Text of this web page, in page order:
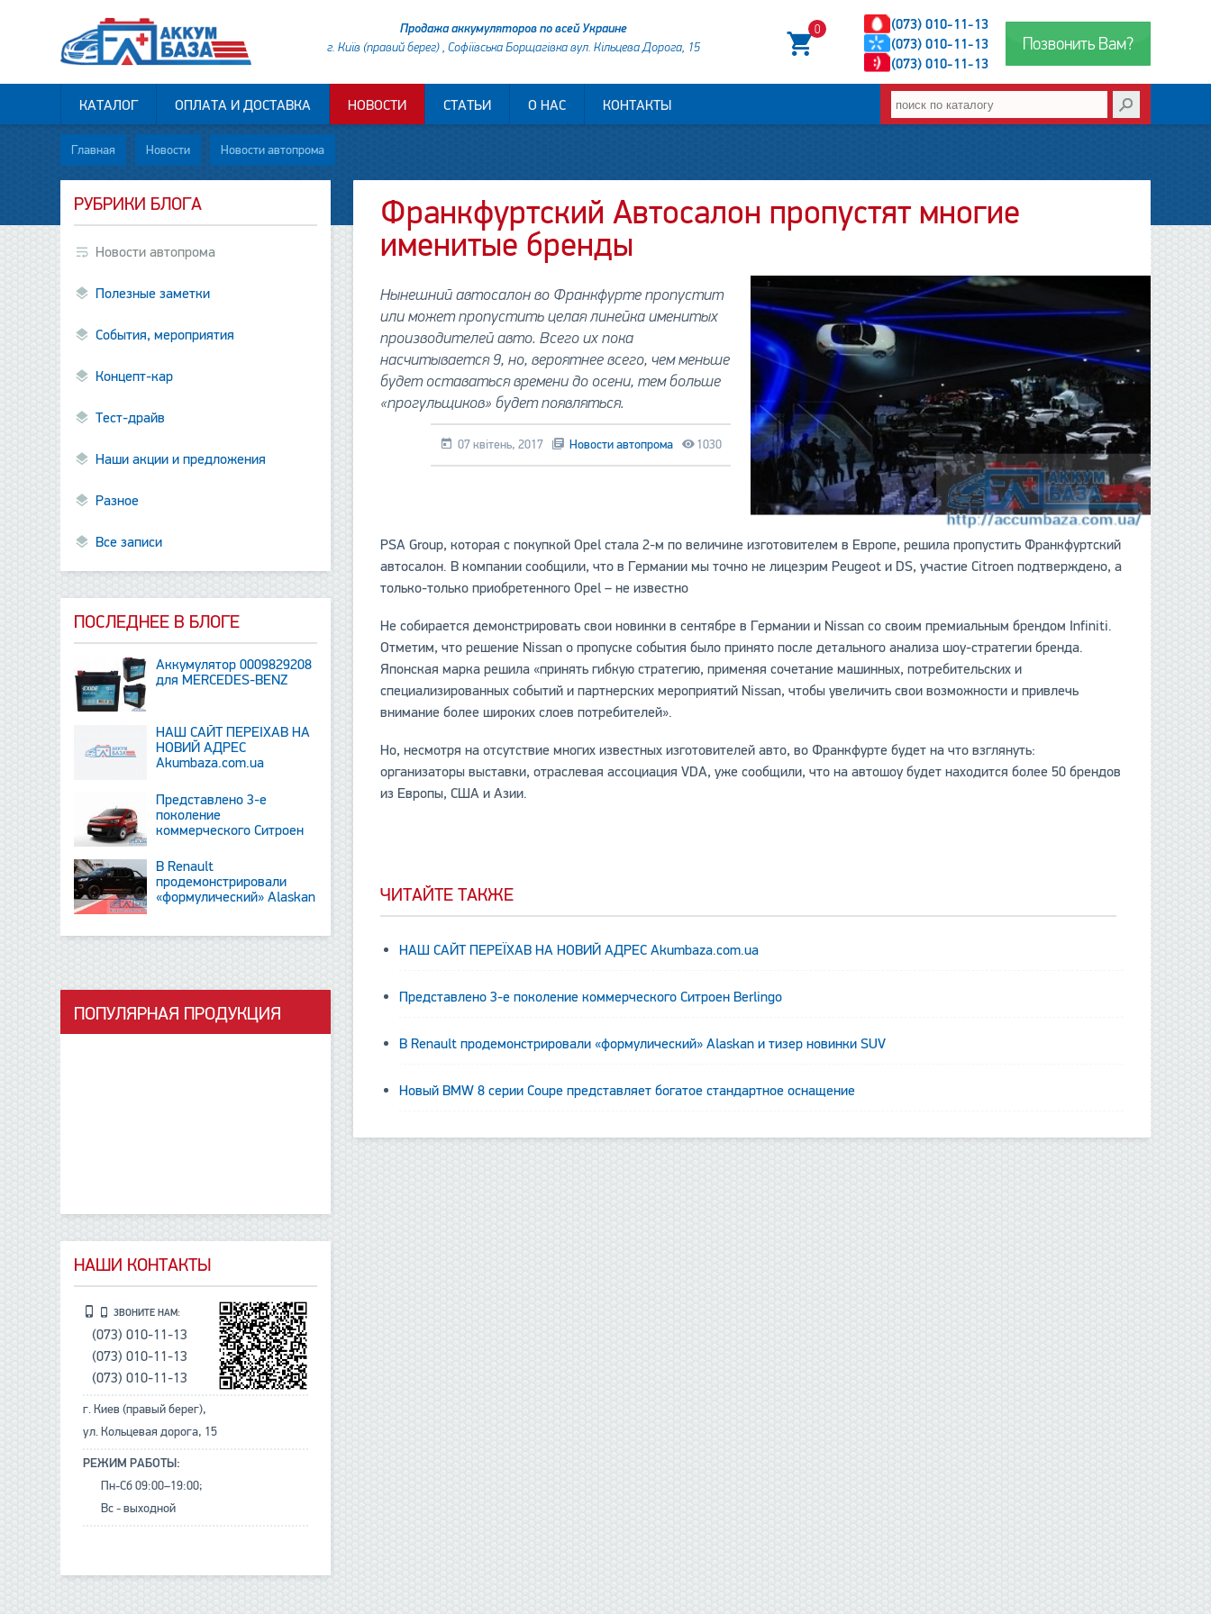
Позвонить Вам?
(073) 010-11-13
(073) 010-11-13
(073) 010-11-13
0
Продажа аккумуляторов по всей Украине
г. Київ (правий берег) , Софіївська Борщагівка вул. Кільцева Дорога, 15
КАТАЛОГ ОПЛАТА И ДОСТАВКА НОВОСТИ СТАТЬИ О НАС КОНТАКТЫ
Главная Новости Новости автопрома
Франкфуртский Автосалон пропустят многие
именитые бренды
Нынешний автосалон во Франкфурте пропустит
или может пропустить целая линейка именитых
производителей авто. Всего их пока
насчитывается 9, но, вероятнее всего, чем меньше
будет оставаться времени до осени, тем больше
«прогульщиков» будет появляться.
07 квітень, 2017 Новости автопрома 1030
PSA Group, которая с покупкой Opel стала 2-м по величине изготовителем в Европе, решила пропустить Франкфуртский
автосалон. В компании сообщили, что в Германии мы точно не лицезрим Peugeot и DS, участие Citroen подтверждено, а
только-только приобретенного Opel – не известно
Не собирается демонстрировать свои новинки в сентябре в Германии и Nissan со своим премиальным брендом Infiniti.
Отметим, что решение Nissan о пропуске события было принято после детального анализа шоу-стратегии бренда.
Японская марка решила «принять гибкую стратегию, применяя сочетание машинных, потребительских и
специализированных событий и партнерских мероприятий Nissan, чтобы увеличить свои возможности и привлечь
внимание более широких слоев потребителей».
Но, несмотря на отсутствие многих известных изготовителей авто, во Франкфурте будет на что взглянуть:
организаторы выставки, отраслевая ассоциация VDA, уже сообщили, что на автошоу будет находится более 50 брендов
из Европы, США и Азии.
ЧИТАЙТЕ ТАКЖЕ
НАШ САЙТ ПЕРЕЇХАВ НА НОВИЙ АДРЕС Аkumbaza.com.ua
Представлено 3-е поколение коммерческого Ситроен Berlingo
В Renault продемонстрировали «формулический» Alaskan и тизер новинки SUV
Новый BMW 8 серии Coupe представляет богатое стандартное оснащение
РУБРИКИ БЛОГА
Новости автопрома
Полезные заметки
События, мероприятия
Концепт-кар
Тест-драйв
Наши акции и предложения
Разное
Все записи
ПОСЛЕДНЕЕ В БЛОГЕ
Аккумулятор 0009829208
для MERCEDES-BENZ
НАШ САЙТ ПЕРЕЇХАВ НА
НОВИЙ АДРЕС
Аkumbaza.com.ua
Представлено 3-е
поколение
коммерческого Ситроен
В Renault
продемонстрировали
«формулический» Alaskan
ПОПУЛЯРНАЯ ПРОДУКЦИЯ
данные отсутствуют данные отсутствуют
НАШИ КОНТАКТЫ
ЗВОНИТЕ НАМ:
(073) 010-11-13
(073) 010-11-13
(073) 010-11-13
г. Киев (правый берег),
ул. Кольцевая дорога, 15
РЕЖИМ РАБОТЫ:
Пн-Сб 09:00–19:00;
Вс - выходной